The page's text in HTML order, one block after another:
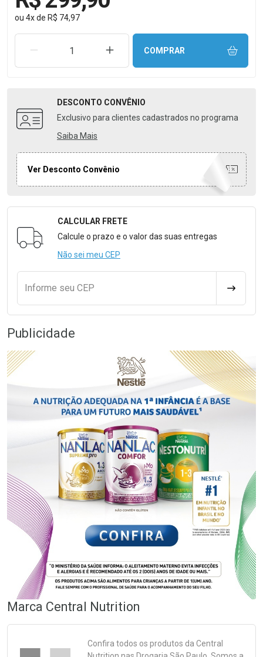
ou 4xde R$ 74,97
REMOVER UMA UNIDADEAUMENTAR UMA UNIDADE
COMPRAR
DESCONTO CONVÊNIO
Exclusivo para clientes cadastrados no programa
Saiba Mais
Ver Desconto Convênio
Formulário para Calcular o Frete
CALCULAR FRETE
Calcule o prazo e o valor das suas entregas
Não sei meu CEP
Informe seu CEP
Publicidade
Marca Central Nutrition
Confira todos os produtos da Central